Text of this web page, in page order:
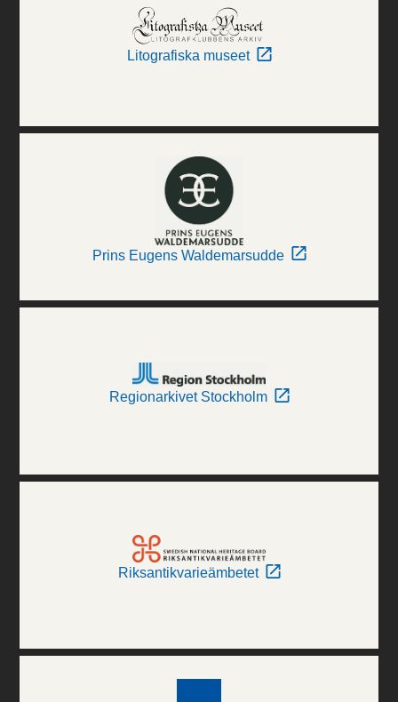
Litografiska museet
Prins Eugens Waldemarsudde
Regionarkivet Stockholm
Riksantikvarieämbetet